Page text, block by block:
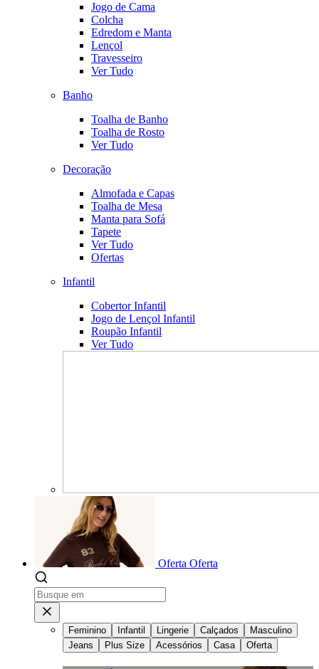
Jogo de Cama
Colcha
Edredom e Manta
Lençol
Travesseiro
Ver Tudo
Banho
Toalha de Banho
Toalha de Rosto
Ver Tudo
Decoração
Almofada e Capas
Toalha de Mesa
Manta para Sofá
Tapete
Ver Tudo
Ofertas
Infantil
Cobertor Infantil
Jogo de Lençol Infantil
Roupão Infantil
Ver Tudo
Oferta Oferta
Feminino Infantil Lingerie Calçados
Masculino
Jeans
Plus Size Acessórios Casa Oferta